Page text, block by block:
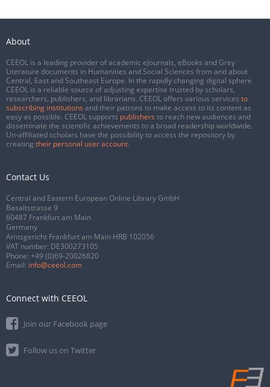
About
CEEOL is a leading provider of academic eJournals, eBooks and Grey
Literature documents in Humanities and Social Sciences from and about
Central, East and Southeast Europe. In the rapidly changing digital sphere
CEEOL is a reliable source of adjusting expertise trusted by scholars,
researchers, publishers, and librarians. CEEOL offers various services to
subscribing institutions and their patrons to make access to its content as
easy as possible. CEEOL supports publishers to reach new audiences and
disseminate the scientific achievements to a broad readership worldwide.
Un-affiliated scholars have the possibility to access the repository by
creating their personal user account.
Contact Us
Central and Eastern European Online Library GmbH
Basaltstrasse 9
60487 Frankfurt am Main
Germany
Amtsgericht Frankfurt am Main HRB 102056
VAT number: DE300273105
Phone: +49 (0)69-20026820
Email: info@ceeol.com
Connect with CEEOL
Join our Facebook page
Follow us on Twitter